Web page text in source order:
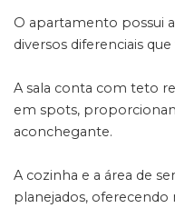
O apartamento possui
diversos diferenciais
A sala conta com teto
em spots,
aconchegante.
A cozinha e a área de
planejados,